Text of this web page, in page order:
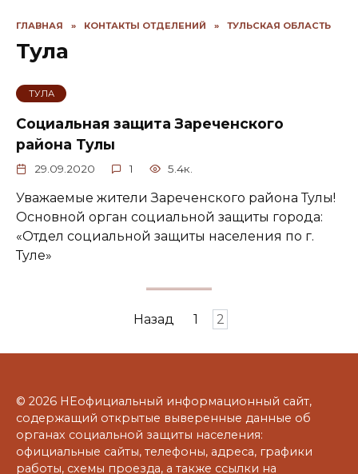
ГЛАВНАЯ » КОНТАКТЫ ОТДЕЛЕНИЙ » ТУЛЬСКАЯ ОБЛАСТЬ
Тула
ТУЛА
Социальная защита Зареченского
района Тулы
29.09.2020 1 5.4к.
Уважаемые жители Зареченского района Тулы!
Основной орган социальной защиты города:
«Отдел социальной защиты населения по г.
Туле»
записям
Назад 1 2
© 2026 НЕофициальный информационный сайт,
содержащий открытые выверенные данные об
органах социальной защиты населения:
официальные сайты, телефоны, адреса, графики
работы, схемы проезда, а также ссылки на